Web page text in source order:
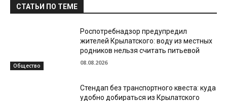
СТАТЬИ ПО ТЕМЕ
Общество
Роспотребнадзор предупредил
жителей Крылатского: воду из местных
родников нельзя считать питьевой
08.08.2026
Стендап без транспортного квеста: куда
удобно добираться из Крылатского